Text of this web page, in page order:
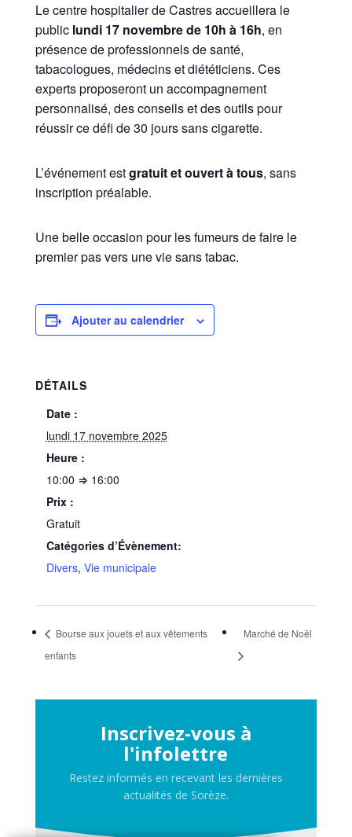
Le centre hospitalier de Castres accueillera le
public lundi 17 novembre de 10h à 16h, en
présence de professionnels de santé,
tabacologues, médecins et diététiciens. Ces
experts proposeront un accompagnement
personnalisé, des conseils et des outils pour
réussir ce défi de 30 jours sans cigarette.
L’événement estgratuit et ouvert à tous, sans
inscription préalable.
Une belle occasion pour les fumeurs de faire le
premier pas vers une vie sans tabac.
Ajouter au calendrier
DÉTAILS
Date :
lundi 17 novembre 2025
Heure :
10:00 ⇒ 16:00
Prix :
Gratuit
Catégories d’Évènement:
Divers, Vie municipale
Bourse aux jouets et aux vêtements
enfants
Marché de Noël
Inscrivez-vous à
l'infolettre
Restez informés en recevant les dernières
actualités de Sorèze.